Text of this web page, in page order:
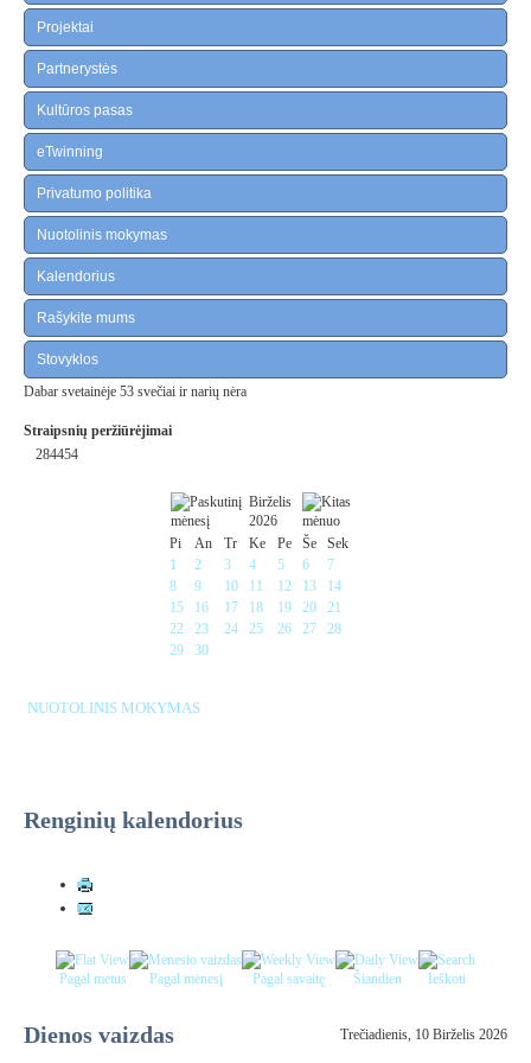
Projektai
Partnerystės
Kultūros pasas
eTwinning
Privatumo politika
Nuotolinis mokymas
Kalendorius
Rašykite mums
Stovyklos
Dabar svetainėje 53 svečiai ir narių nėra
Straipsnių peržiūrėjimai
284454
Birželis
2026
Pi
An Tr Ke Pe Še
Sek
1
2 3 4 5 6
7
8
9 10 11 12 13
14
15
16 17 18 19 20
21
22
23 24 25 26 27
28
29
30
NUOTOLINIS MOKYMAS
Renginių kalendorius
Pagal metus Pagal mėnesį Pagal savaitę Šiandien Ieškoti
Dienos vaizdas Trečiadienis, 10 Birželis 2026